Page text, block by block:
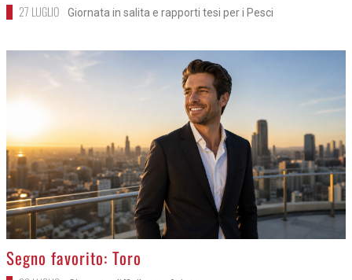
27 LUGLIO Giornata in salita e rapporti tesi per i Pesci
>
Segno favorito: Toro